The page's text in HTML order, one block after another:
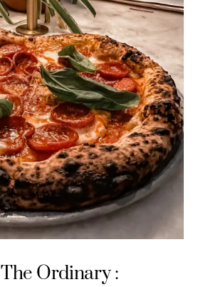
The Ordinary :